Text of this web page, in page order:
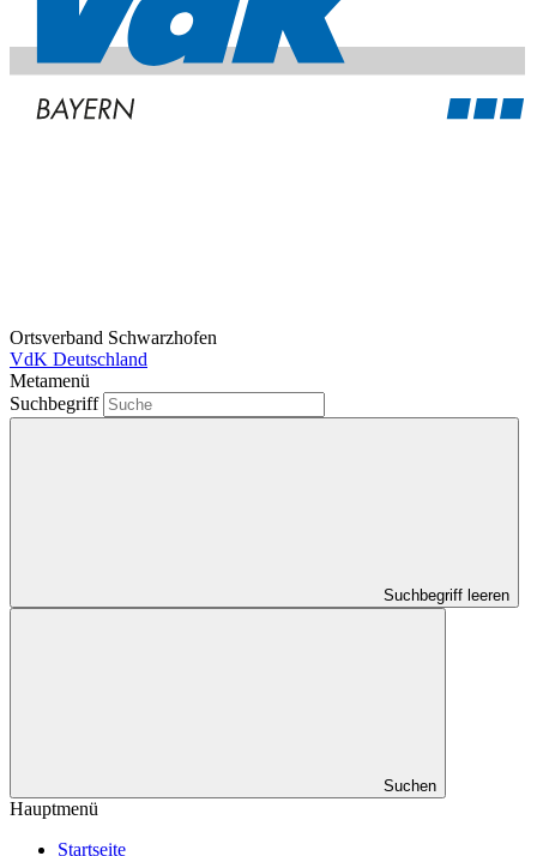
Ortsverband Schwarzhofen
VdK Deutschland
Metamenü
Suchbegriff
Suchbegriff leeren
Suchen
Hauptmenü
Startseite